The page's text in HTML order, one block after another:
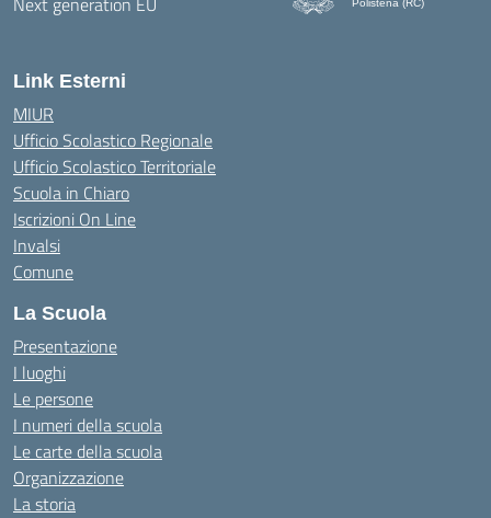
Link Esterni
MIUR
Ufficio Scolastico Regionale
Ufficio Scolastico Territoriale
Scuola in Chiaro
Iscrizioni On Line
Invalsi
Comune
La Scuola
Presentazione
I luoghi
Le persone
I numeri della scuola
Le carte della scuola
Organizzazione
La storia